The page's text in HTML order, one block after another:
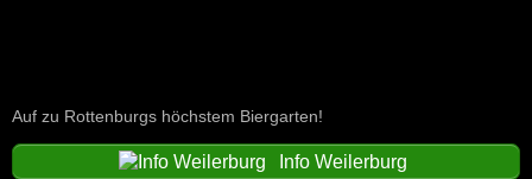
Auf zu Rottenburgs höchstem Biergarten!
Info Weilerburg